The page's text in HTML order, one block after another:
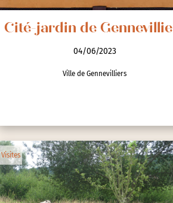
Cité-jardin de
04/06/2023
Ville de Gennevilliers
Visites